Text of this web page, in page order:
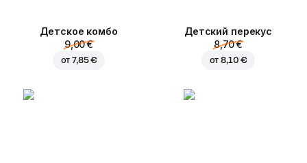
Детское комбо
9,00 €
от7,85 €
Детский перекус
8,70 €
от8,10 €